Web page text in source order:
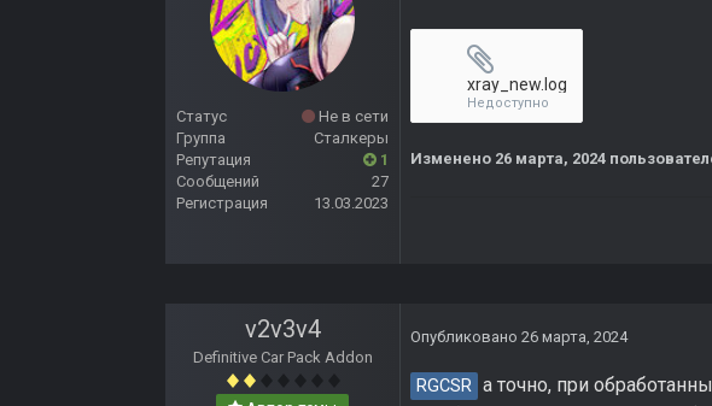
Статус
Не в сети
Группа
Сталкеры
Репутация
1
Сообщений
27
Регистрация
13.03.2023
xray_new.log
Недоступно
Изменено 26 марта, 2024
v2v3v4
Definitive Car Pack Addon
Опубликовано 26 марта, 2024
RGCSR а точно, при